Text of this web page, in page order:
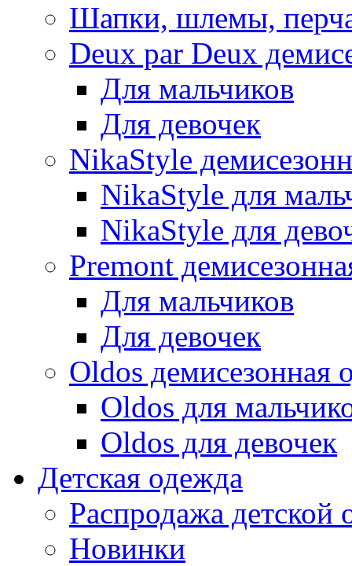
Шапки, шлемы,
Deux par Deux
Для мальчиков
Для девочек
NikaStyle
NikaStyle для
NikaStyle для
Premont
Для мальчиков
Для девочек
Oldos демисезонная
Oldos для
Oldos для девочек
Детская одежда
Распродажа детской
Новинки